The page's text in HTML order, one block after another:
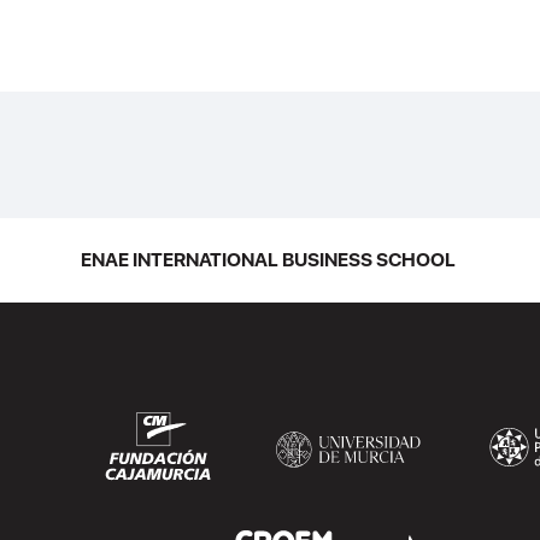
ENAE INTERNATIONAL BUSINESS SCHOOL